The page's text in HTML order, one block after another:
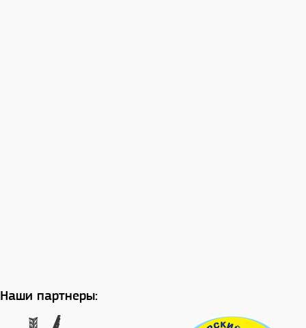
Наши партнеры: